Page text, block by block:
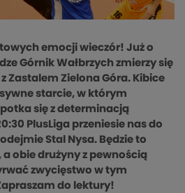
emocji wieczór! Już o
Górnik Wałbrzych zmierzy się
Zastalem Zielona Góra. Kibice
starcie, w którym
się z determinacją
PlusLiga przeniesie nas do
Stal Nysa. Będzie to
obie drużyny z pewnością
zwycięstwo w tym
do lektury!